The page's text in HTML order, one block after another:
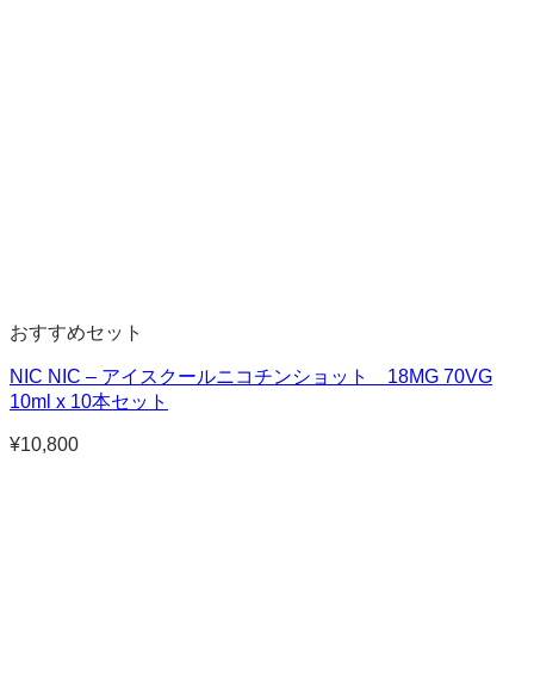
おすすめセット
NIC NIC – アイスクールニコチンショット 18MG 70VG
10ml x 10本セット
¥10,800